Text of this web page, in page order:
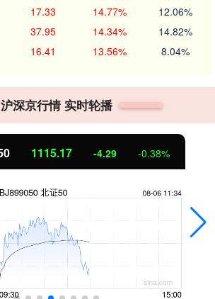
17.33 14.77% 12.06%
37.95 14.34% 14.82%
16.41 13.56% 8.04%
沪深京行情 实时轮播
1115.17 -4.29 -0.38%